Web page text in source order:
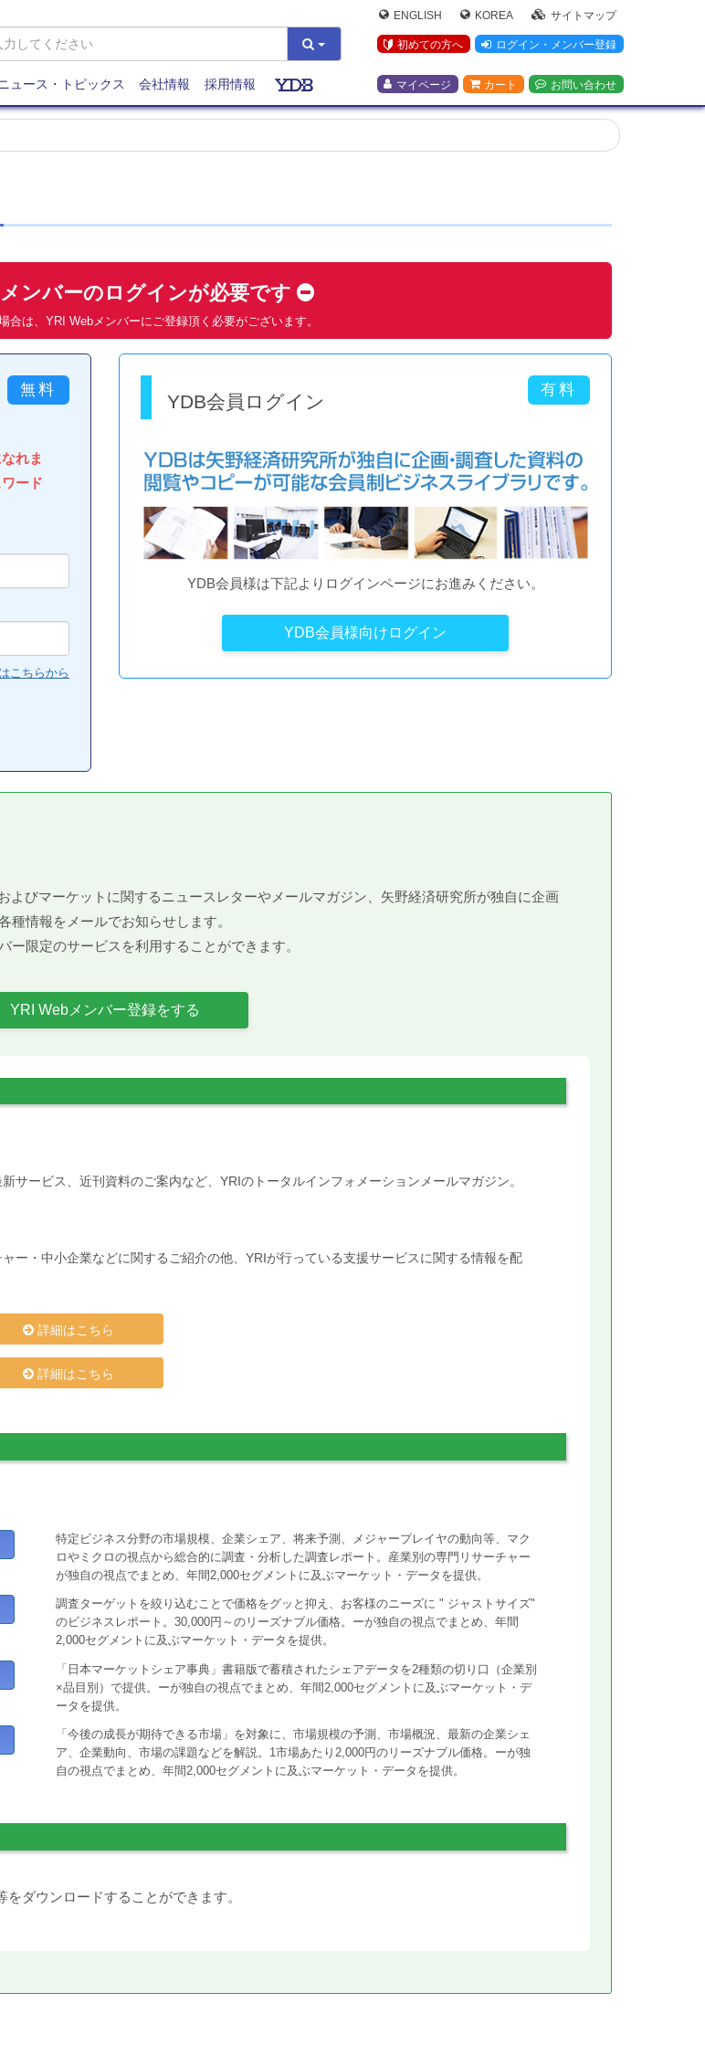
ENGLISH KOREA サイトマップ
初めての方へ ログイン・メンバー登録
マイページ カート お問い合わせ
ュース・トピックス 会社情報 採用情報
ンバーのログインが必要です
合は、YRI Webメンバーにご登録頂く必要がございます。
れま
ード
こちらから
YDB会員ログイン
YDB会員様は下記よりログインページにお進みください。
YDB会員様向けログイン
よびマーケットに関するニュースレターやメールマガジン、矢野経済研究所が独自に企画
種情報をメールでお知らせします。
限定のサービスを利用することができます。
YRI Webメンバー登録をする
サービス、近刊資料のご案内など、YRIのトータルインフォメーションメールマガジン。
ー・中小企業などに関するご紹介の他、YRIが行っている支援サービスに関する情報を配
詳細はこちら
詳細はこちら
特定ビジネス分野の市場規模、企業シェア、将来予測、メジャープレイヤの動向等、マク
ロやミクロの視点から総合的に調査・分析した調査レポート。産業別の専門リサーチャー
が独自の視点でまとめ、年間2,000セグメントに及ぶマーケット・データを提供。
調査ターゲットを絞り込むことで価格をグッと抑え、お客様のニーズに " ジャストサイズ"
のビジネスレポート。30,000円～のリーズナブル価格。ーが独自の視点でまとめ、年間
2,000セグメントに及ぶマーケット・データを提供。
「日本マーケットシェア事典」書籍版で蓄積されたシェアデータを2種類の切り口（企業別
×品目別）で提供。ーが独自の視点でまとめ、年間2,000セグメントに及ぶマーケット・デ
ータを提供。
「今後の成長が期待できる市場」を対象に、市場規模の予測、市場概況、最新の企業シェ
ア、企業動向、市場の課題などを解説。1市場あたり2,000円のリーズナブル価格。ーが独
自の視点でまとめ、年間2,000セグメントに及ぶマーケット・データを提供。
ダウンロードすることができます。